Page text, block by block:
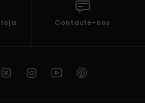
loja Contacte-nos